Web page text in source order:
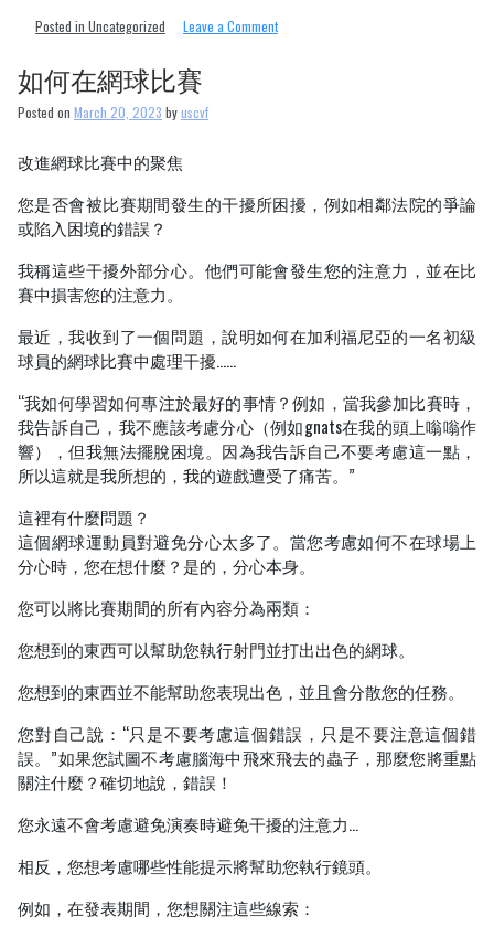
Posted in Uncategorized Leave a Commenton
高
信
心
如何在網球比賽
Posted on March 20, 2023 byuscvf
改進網球比賽中的聚焦
您是否會被比賽期間發生的干擾所困擾，例如相鄰法院的爭論
或陷入困境的錯誤？
我稱這些干擾外部分心。他們可能會發生您的注意力，並在比
賽中損害您的注意力。
最近，我收到了一個問題，說明如何在加利福尼亞的一名初級
球員的網球比賽中處理干擾……
“我如何學習如何專注於最好的事情？例如，當我參加比賽時，
我告訴自己，我不應該考慮分心（例如gnats在我的頭上嗡嗡作
響），但我無法擺脫困境。因為我告訴自己不要考慮這一點，
所以這就是我所想的，我的遊戲遭受了痛苦。”
這裡有什麼問題？
這個網球運動員對避免分心太多了。當您考慮如何不在球場上
分心時，您在想什麼？是的，分心本身。
您可以將比賽期間的所有內容分為兩類：
您想到的東西可以幫助您執行射門並打出出色的網球。
您想到的東西並不能幫助您表現出色，並且會分散您的任務。
您對自己說：“只是不要考慮這個錯誤，只是不要注意這個錯
誤。”如果您試圖不考慮腦海中飛來飛去的蟲子，那麼您將重點
關注什麼？確切地說，錯誤！
您永遠不會考慮避免演奏時避免干擾的注意力…
相反，您想考慮哪些性能提示將幫助您執行鏡頭。
例如，在發表期間，您想關注這些線索：